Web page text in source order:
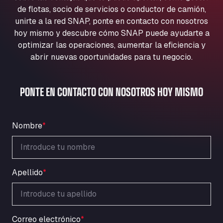
Aqua Ariva GmbH
Marie-Curie-Straße 24, 68219
Aral Autohof Bockel
An der Autobahn 1, 27404
ARAL Autohof Bockenem
ARAL Autohof Merklingen
Nellinger Str. 24, 89188
Schellweilerstraße 1, 66871
ARAL Tankstelle - XXL Truckwash.de
GmbH
Ardleigh South Services
a120 westbound, CO77SL
Area 47 Hermanos Rico
Autovia A4 km 47, 28300
de flotas, socio de servicios o conductor de camión,
unirte a la red SNAP, ponte en contacto con nosotros
hoy mismo y descubre cómo SNAP puede ayudarte a
optimizar las operaciones, aumentar la eficiencia y
abrir nuevas oportunidades para tu negocio.
PONTE EN CONTACTO CON NOSOTROS HOY MISMO
Nombre*
Apellido*
Correo electrónico*